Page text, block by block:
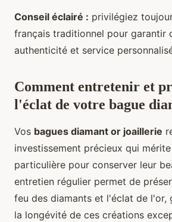
Conseil éclairé : privilégiez
français traditionnel pour garantir
authenticité et service
Comment entretenir et
l'éclat de votre bague
Vos bagues diamant or joaillerie
investissement précieux qui
particulière pour conserver leur
entretien régulier permet de
feu des diamants et l'éclat de l'or,
la longévité de ces créations